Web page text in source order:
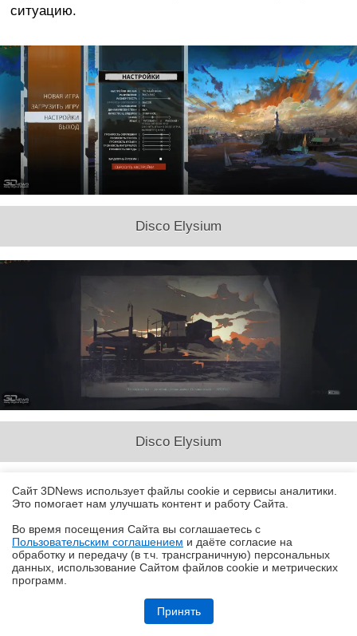
Обзор HONOR MagicPad 4: самый изящный планшет
ситуацию.
Disco Elysium
Disco Elysium
Сайт 3DNews использует файлы cookie и сервисы аналитики.
Это помогает нам улучшать контент и работу Cайта.
Во время посещения Cайта вы соглашаетесь с
Пользовательским соглашением и даёте согласие на
обработку и передачу (в т.ч. трансграничную) персональных
данных, использование Cайтом файлов cookie и метрических
программ.
Принять